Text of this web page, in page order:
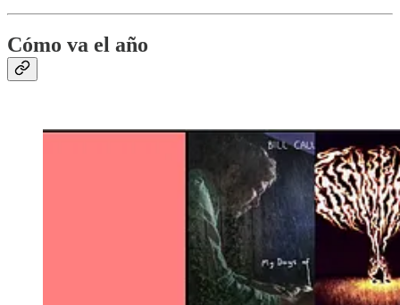
Cómo va el año